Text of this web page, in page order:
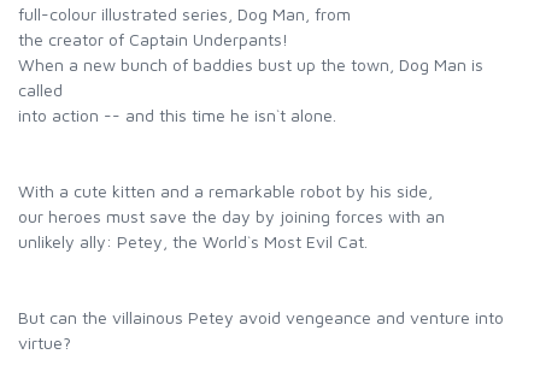
full-colour illustrated series, Dog Man, from
the creator of Captain Underpants!
When a new bunch of baddies bust up the town, Dog Man is
called
into action -- and this time he isn`t alone.
With a cute kitten and a remarkable robot by his side,
our heroes must save the day by joining forces with an
unlikely ally: Petey, the World`s Most Evil Cat.
But can the villainous Petey avoid vengeance and venture into
virtue?